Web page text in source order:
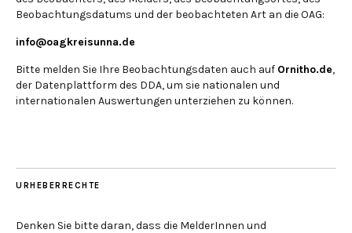
Beobachtungsdatums und der beobachteten Art an die OAG:
info@oagkreisunna.de
Bitte melden Sie Ihre Beobachtungsdaten auch auf Ornitho.de,
der Datenplattform des DDA, um sie nationalen und
internationalen Auswertungen unterziehen zu können.
URHEBERRECHTE
Denken Sie bitte daran, dass die MelderInnen und